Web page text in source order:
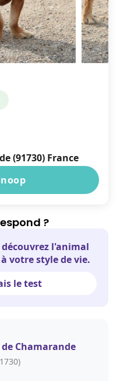
(91730) France
?
l'animal
votre style de vie.
le test
de Chamarande